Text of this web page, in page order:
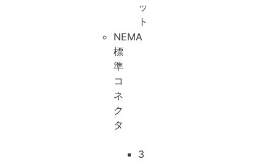
ッ
ト
NEMA
標
準
コ
ネ
ク
タ
3